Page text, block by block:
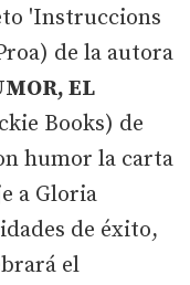
'Instruccions
de la autora
EL
Books) de
humor la carta
a Gloria
de éxito,
el